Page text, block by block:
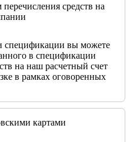
средств на
спецификации вы можете
в спецификации
на наш расчетный счет
в рамках оговоренных
картами